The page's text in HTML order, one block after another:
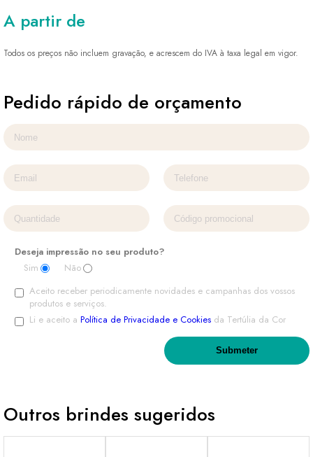
A partir de
Todos os preços não incluem gravação, e acrescem do IVA à taxa legal em vigor.
Pedido rápido de orçamento
Deseja impressão no seu produto?
Sim
Não
Aceito receber periodicamente novidades e campanhas dos vossos
produtos e serviços.
Li e aceito a Política de Privacidade e Cookies da Tertúlia da Cor
Outros brindes sugeridos